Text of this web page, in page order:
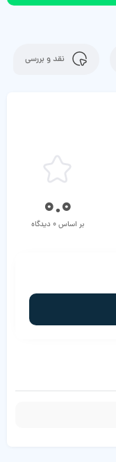
نقد و بررسی
0.0
بر اساس 0 دیدگاه